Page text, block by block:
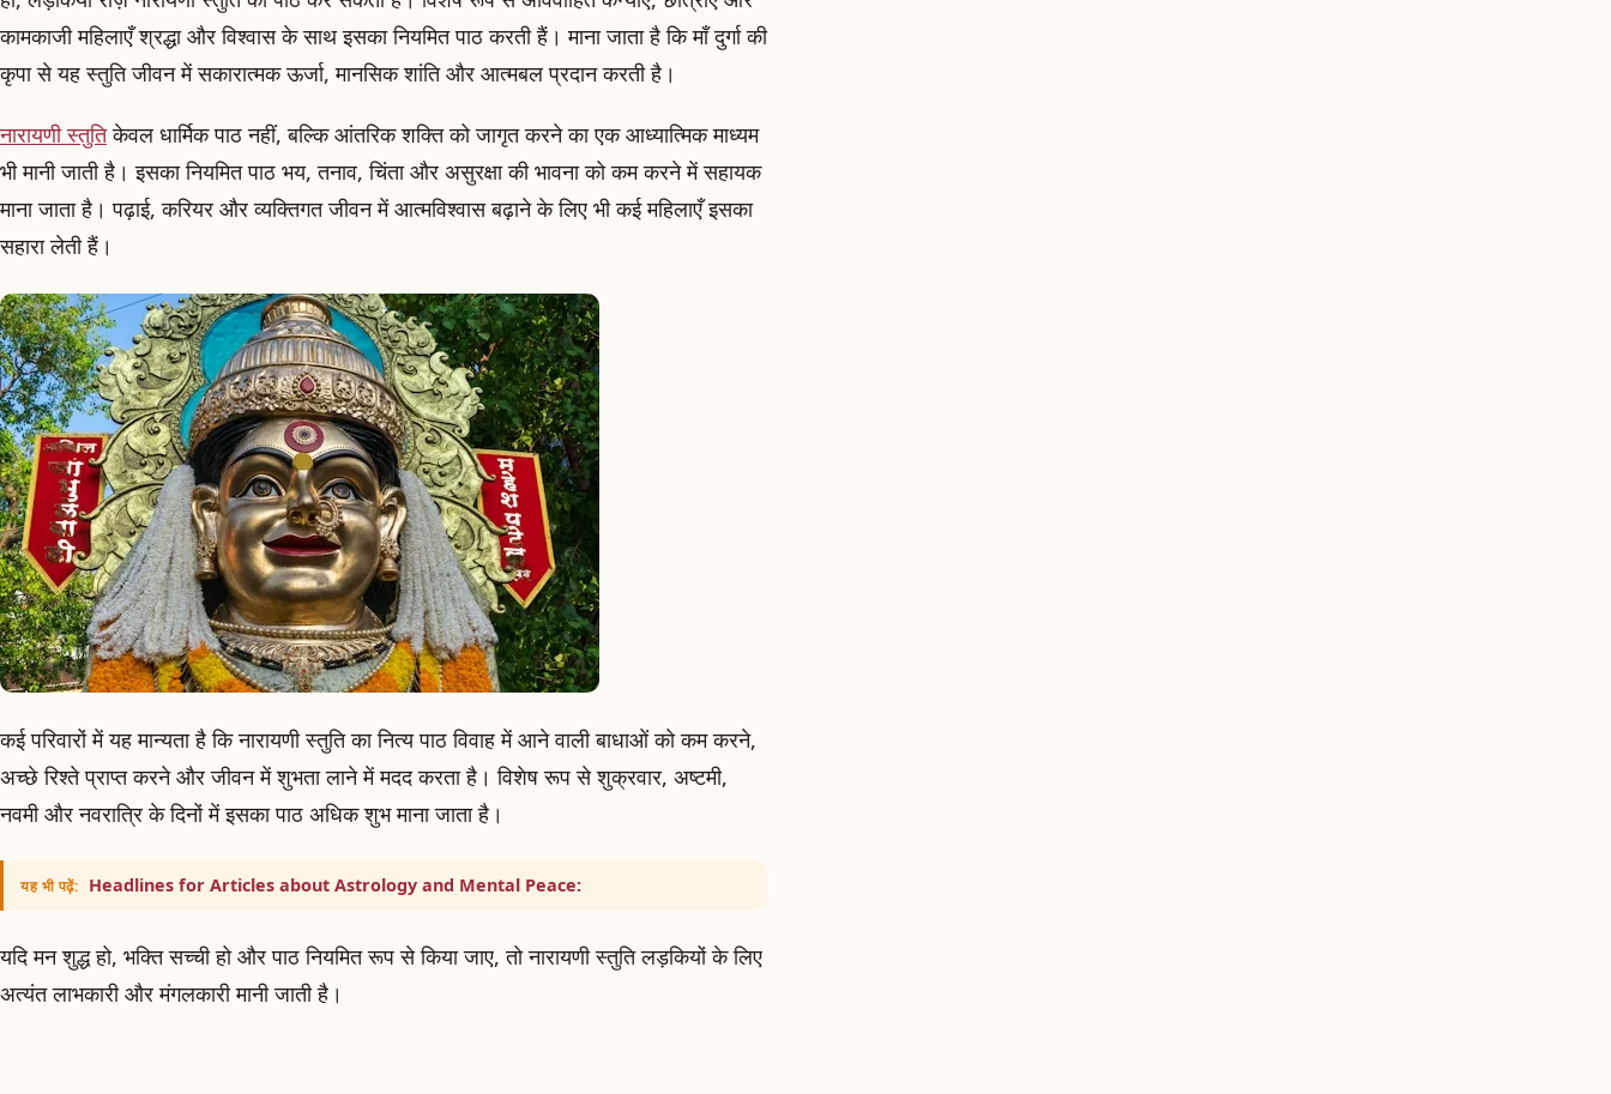
कामकाजी महिलाएँ श्रद्धा और विश्वास के साथ इसका नियमित पाठ करती हैं। माना जाता है कि माँ दुर्गा की
कृपा से यह स्तुति जीवन में सकारात्मक ऊर्जा, मानसिक शांति और आत्मबल प्रदान करती है।
नारायणी स्तुतिकेवल धार्मिक पाठ नहीं, बल्कि आंतरिक शक्ति को जागृत करने का एक आध्यात्मिक माध्यम
भी मानी जाती है। इसका नियमित पाठ भय, तनाव, चिंता और असुरक्षा की भावना को कम करने में सहायक
माना जाता है। पढ़ाई, करियर और व्यक्तिगत जीवन में आत्मविश्वास बढ़ाने के लिए भी कई महिलाएँ इसका
सहारा लेती हैं।
कई परिवारों में यह मान्यता है कि नारायणी स्तुति का नित्य पाठ विवाह में आने वाली बाधाओं को कम करने,
अच्छे रिश्ते प्राप्त करने और जीवन में शुभता लाने में मदद करता है। विशेष रूप से शुक्रवार, अष्टमी,
नवमी और नवरात्रि के दिनों में इसका पाठ अधिक शुभ माना जाता है।
यह भी पढ़ें: Headlines for Articles about Astrology and Mental Peace:
यदि मन शुद्ध हो, भक्ति सच्ची हो और पाठ नियमित रूप से किया जाए, तो नारायणी स्तुति लड़कियों के लिए
अत्यंत लाभकारी और मंगलकारी मानी जाती है।